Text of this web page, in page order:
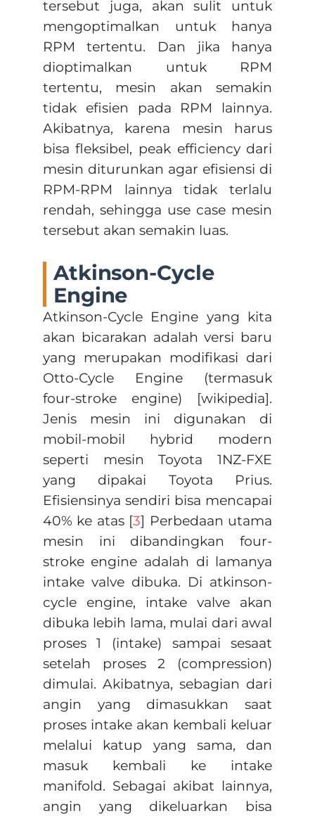
tersebut juga, akan sulit untuk
mengoptimalkan untuk hanya
RPM tertentu. Dan jika hanya
dioptimalkan untuk RPM
tertentu, mesin akan semakin
tidak efisien pada RPM lainnya.
Akibatnya, karena mesin harus
bisa fleksibel, peak efficiency dari
mesin diturunkan agar efisiensi di
RPM-RPM lainnya tidak terlalu
rendah, sehingga use case mesin
tersebut akan semakin luas.
Atkinson-Cycle
Engine
Atkinson-Cycle Engine yang kita
akan bicarakan adalah versi baru
yang merupakan modifikasi dari
Otto-Cycle Engine (termasuk
four-stroke engine) [wikipedia].
Jenis mesin ini digunakan di
mobil-mobil hybrid modern
seperti mesin Toyota 1NZ-FXE
yang dipakai Toyota Prius.
Efisiensinya sendiri bisa mencapai
40% ke atas [3] Perbedaan utama
mesin ini dibandingkan four-
stroke engine adalah di lamanya
intake valve dibuka. Di atkinson-
cycle engine, intake valve akan
dibuka lebih lama, mulai dari awal
proses 1 (intake) sampai sesaat
setelah proses 2 (compression)
dimulai. Akibatnya, sebagian dari
angin yang dimasukkan saat
proses intake akan kembali keluar
melalui katup yang sama, dan
masuk kembali ke intake
manifold. Sebagai akibat lainnya,
angin yang dikeluarkan bisa